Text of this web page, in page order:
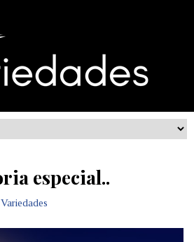
especial..
Variedades